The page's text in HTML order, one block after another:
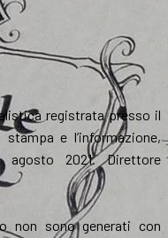
registrata presso il
e l’informazione,
2021. Direttore
non sono generati con